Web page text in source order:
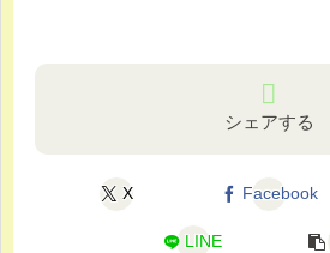
シェアする
X Facebook
LINE